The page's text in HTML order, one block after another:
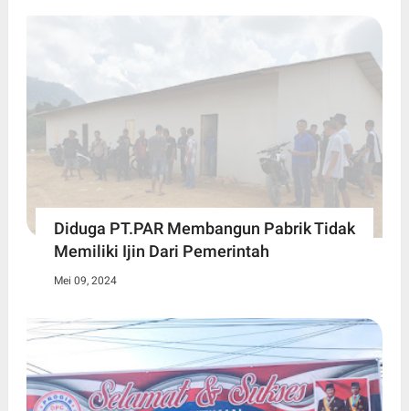
Diduga PT.PAR Membangun Pabrik Tidak
Memiliki Ijin Dari Pemerintah
Mei 09, 2024